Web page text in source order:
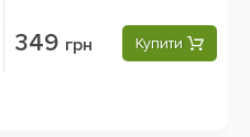
349 грн Купити